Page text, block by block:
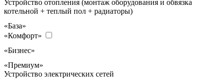
Устройство отопления (монтаж оборудования и обвязка
котельной + теплый пол + радиаторы)
«База»
«Комфорт»
«Бизнес»
«Премиум»
Устройство электрических сетей